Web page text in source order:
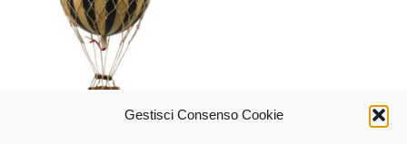
Gestisci Consenso Cookie